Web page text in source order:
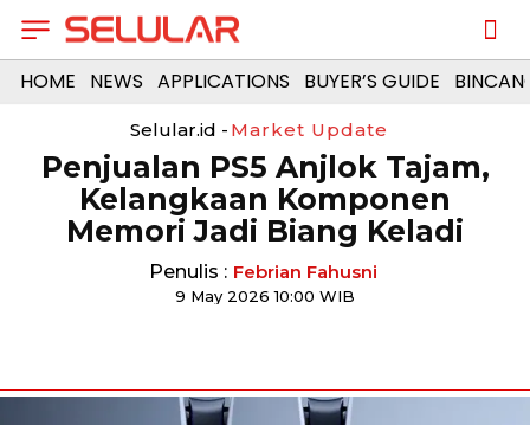
HOME NEWS APPLICATIONS BUYER’S GUIDE
Selular.id - Market Update
Penjualan PS5 Anjlok Tajam,
Kelangkaan Komponen
Memori Jadi Biang Keladi
Penulis : Febrian Fahusni
9 May 2026 10:00 WIB